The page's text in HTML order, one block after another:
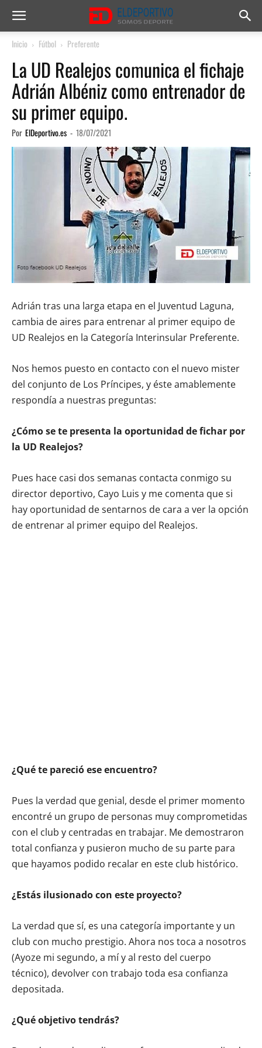
Inicio Fútbol Preferente
La UD Realejos comunica el fichaje
Adrián Albéniz como entrenador de
su primer equipo.
Por ElDeportivo.es - 18/07/2021
Adrián tras una larga etapa en el Juventud Laguna,
cambia de aires para entrenar al primer equipo de
UD Realejos en la Categoría Interinsular Preferente.
Nos hemos puesto en contacto con el nuevo mister
del conjunto de Los Príncipes, y éste amablemente
respondía a nuestras preguntas:
¿Cómo se te presenta la oportunidad de fichar por
la UD Realejos?
Pues hace casi dos semanas contacta conmigo su
director deportivo, Cayo Luis y me comenta que si
hay oportunidad de sentarnos de cara a ver la opción
de entrenar al primer equipo del Realejos.
¿Qué te pareció ese encuentro?
Pues la verdad que genial, desde el primer momento
encontré un grupo de personas muy comprometidas
con el club y centradas en trabajar. Me demostraron
total confianza y pusieron mucho de su parte para
que hayamos podido recalar en este club histórico.
¿Estás ilusionado con este proyecto?
La verdad que sí, es una categoría importante y un
club con mucho prestigio. Ahora nos toca a nosotros
(Ayoze mi segundo, a mí y al resto del cuerpo
técnico), devolver con trabajo toda esa confianza
depositada.
¿Qué objetivo tendrás?